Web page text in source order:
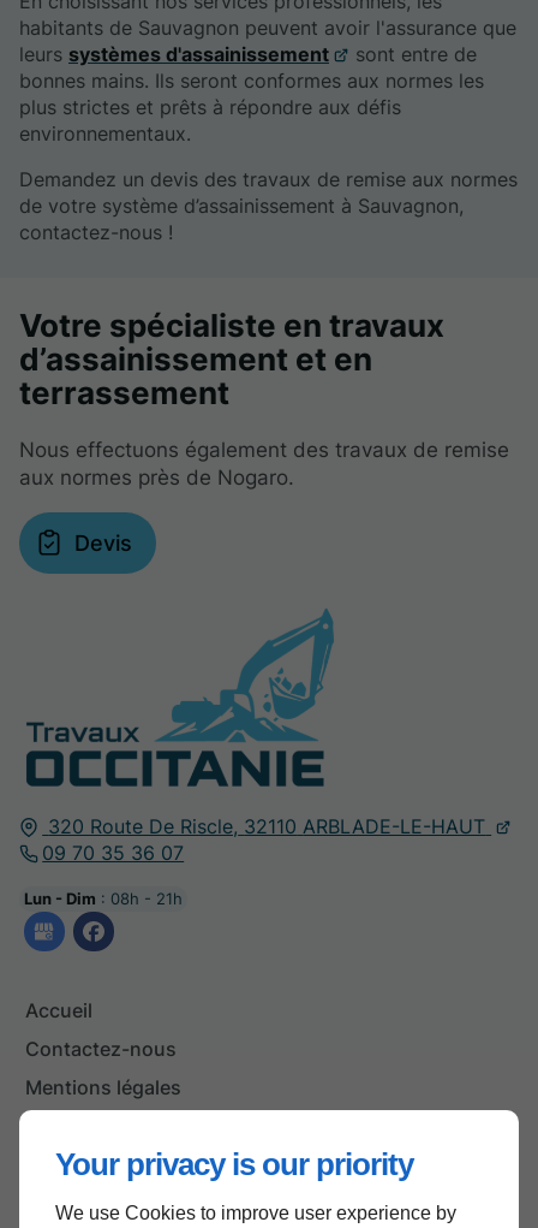
Your privacy is our priority
We use Cookies to improve user experience by
habitants de Sauvagnon peuvent avoir l'assurance que
leurs systèmes d'assainissement
sont entre de
bonnes mains. Ils seront conformes aux normes les
plus strictes et prêts à répondre aux défis
environnementaux.
Demandez un devis des travaux de remise aux normes
de votre système d’assainissement à Sauvagnon,
contactez-nous !
320 Route De Riscle, 32110 ARBLADE-LE-HAUT
09 70 35 36 07
Lun - Dim : 08h - 21h
Accueil
Contactez-nous
Mentions légales
Votre spécialiste en travaux
d’assainissement et en
terrassement
Nous effectuons également des travaux de remise
aux normes près de Nogaro.
Devis